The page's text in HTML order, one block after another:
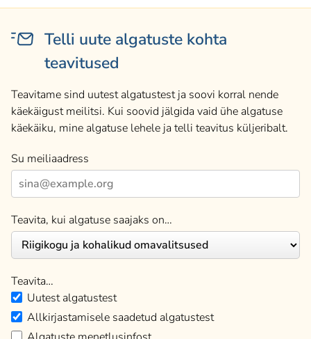
Telli uute algatuste kohta
teavitused
Teavitame sind uutest algatustest ja soovi korral nende
käekäigust meilitsi. Kui soovid jälgida vaid ühe algatuse
käekäiku, mine algatuse lehele ja telli teavitus küljeribalt.
Su meiliaadress
Teavita, kui algatuse saajaks on…
Teavita…
Uutest algatustest
Allkirjastamisele saadetud algatustest